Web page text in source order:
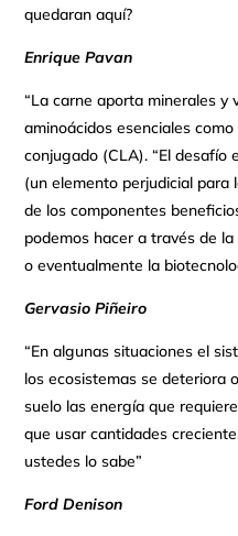
quedaran aquí?
Enrique Pavan
“La carne aporta minerales y
aminoácidos esenciales
conjugado (CLA). “El desafío
(un elemento perjudicial
de los componentes
podemos hacer a través de
o eventualmente la
Gervasio Piñeiro
“En algunas situaciones el
los ecosistemas se deteriora
suelo las energía que
que usar cantidades
ustedes lo sabe”
Ford Denison